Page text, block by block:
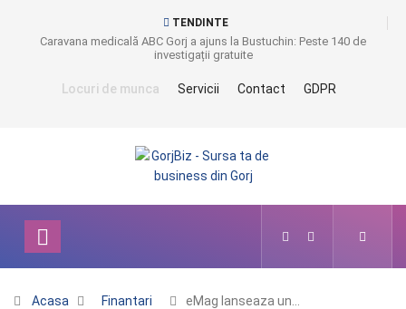
TENDINTE
Caravana medicală ABC Gorj a ajuns la Bustuchin: Peste 140 de
investigații gratuite
Locuri de munca Servicii Contact GDPR
Acasa Finantari eMag lanseaza un…